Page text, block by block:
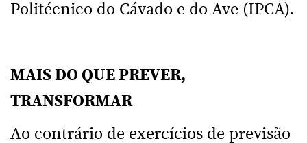
Politécnico do Cávado e do Ave (IPCA).
MAIS DO QUE PREVER,
TRANSFORMAR
Ao contrário de exercícios de previsão